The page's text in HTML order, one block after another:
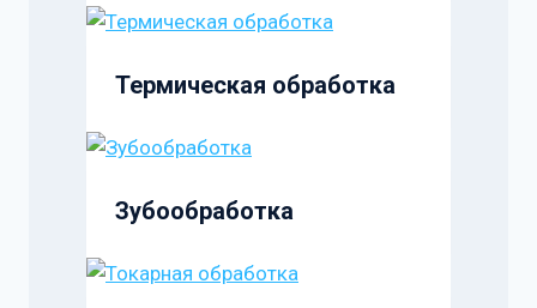
Термическая обработка
Зубообработка